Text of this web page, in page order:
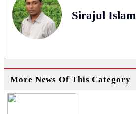
Sirajul Islam
More News Of This Category